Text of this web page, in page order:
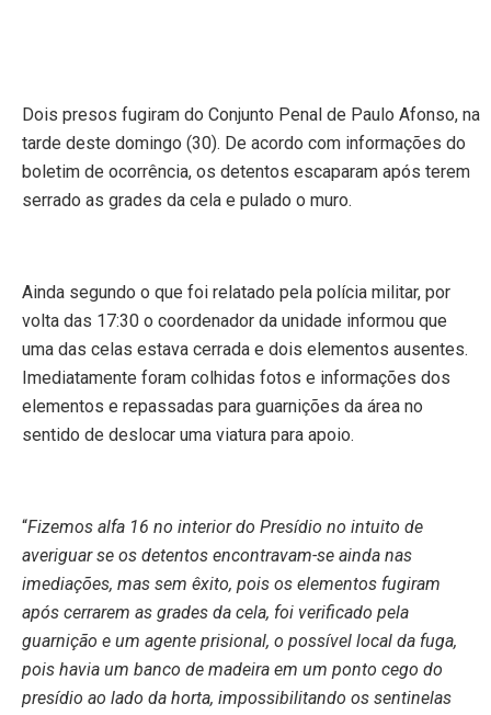
Dois presos fugiram do Conjunto Penal de Paulo Afonso, na
tarde deste domingo (30). De acordo com informações do
boletim de ocorrência, os detentos escaparam após terem
serrado as grades da cela e pulado o muro.
Ainda segundo o que foi relatado pela polícia militar, por
volta das 17:30 o coordenador da unidade informou que
uma das celas estava cerrada e dois elementos ausentes.
Imediatamente foram colhidas fotos e informações dos
elementos e repassadas para guarnições da área no
sentido de deslocar uma viatura para apoio.
“Fizemos alfa 16 no interior do Presídio no intuito de
averiguar se os detentos encontravam-se ainda nas
imediações, mas sem êxito, pois os elementos fugiram
após cerrarem as grades da cela, foi verificado pela
guarnição e um agente prisional, o possível local da fuga,
pois havia um banco de madeira em um ponto cego do
presídio ao lado da horta, impossibilitando os sentinelas